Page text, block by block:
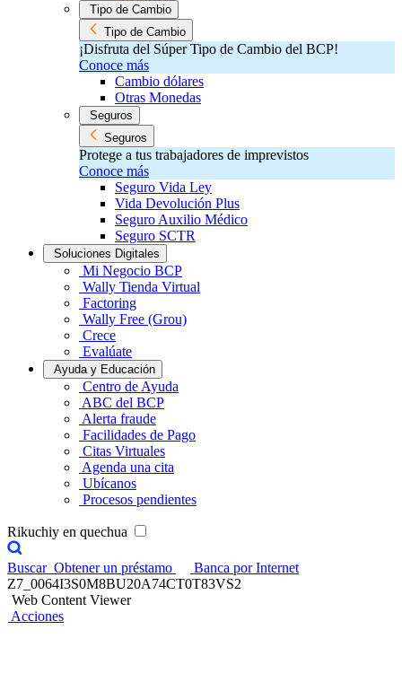
Tipo de Cambio
Tipo de Cambio
¡Disfruta del Súper Tipo de Cambio del BCP!​
Conoce más
Cambio dólares
Otras Monedas
Seguros
Seguros
Protege a tus trabajadores de imprevistos
Conoce más
Seguro Vida Ley
Vida Devolución Plus
Seguro Auxilio Médico
Seguro SCTR
Soluciones Digitales
Mi Negocio BCP
Wally Tienda Virtual
Factoring
Wally Free (Grou)
Crece
Evalúate
Ayuda y Educación
Centro de Ayuda
ABC del BCP
Alerta fraude
Facilidades de Pago
Citas Virtuales
Agenda una cita
Ubícanos
Procesos pendientes
Rikuchiy en quechua
Buscar Obtener un préstamo
Banca por Internet
Z7_0064I3S0M8BU20A74CT0T83VS2
Web Content Viewer
Acciones